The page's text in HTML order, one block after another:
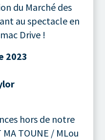
du Marché des
au spectacle en
Drive !
2023
hors de notre
TOUNE / MLou